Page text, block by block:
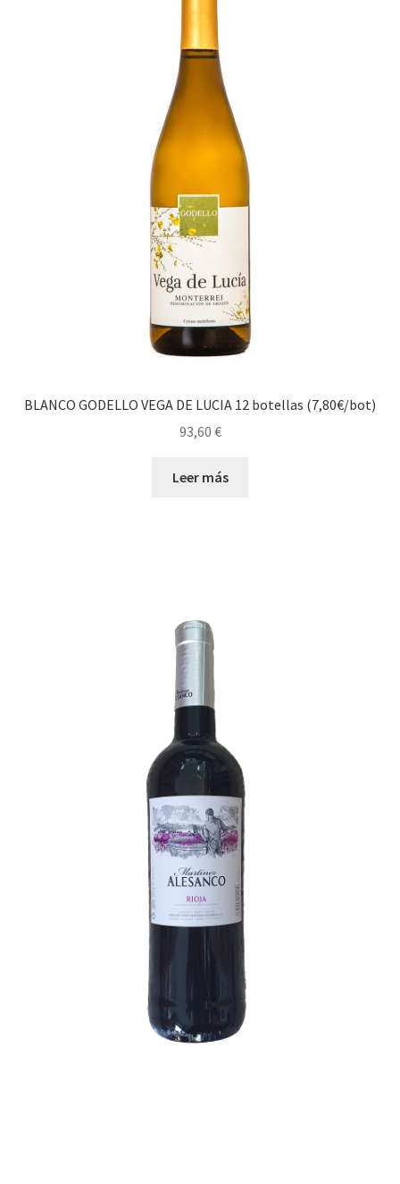
BLANCO GODELLO VEGA DE LUCIA 12 botellas (7,80€/bot)
93,60 €
Leer más